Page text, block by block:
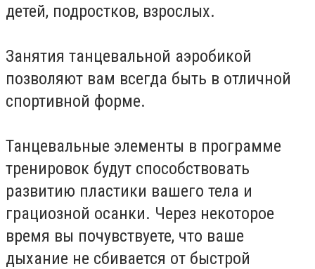
детей, подростков, взрослых.
Занятия танцевальной аэробикой
позволяют вам всегда быть в отличной
спортивной форме.
Танцевальные элементы в программе
тренировок будут способствовать
развитию пластики вашего тела и
грациозной осанки. Через некоторое
время вы почувствуете, что ваше
дыхание не сбивается от быстрой